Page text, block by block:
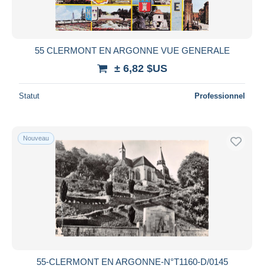
55 CLERMONT EN ARGONNE VUE GENERALE
± 6,82 $US
Statut Professionnel
Nouveau
55-CLERMONT EN ARGONNE-N°T1160-D/0145